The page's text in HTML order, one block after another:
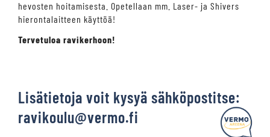
hevosten hoitamisesta. Opetellaan mm. Laser- ja Shivers
hierontalaitteen käyttöä!
Tervetuloa ravikerhoon!
Lisätietoja voit kysyä sähköpostitse:
ravikoulu@vermo.fi